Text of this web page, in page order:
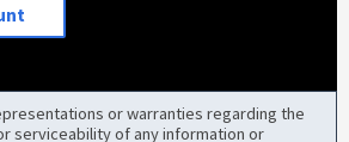
or warranties regarding the
serviceability of any information or